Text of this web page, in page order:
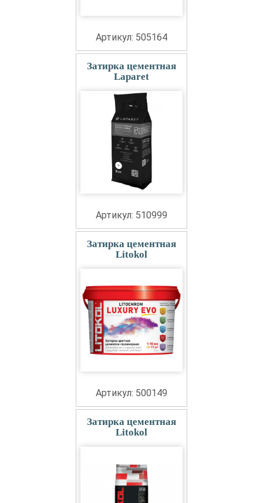
Артикул: 505164
Затирка цементная
Laparet
Артикул: 510999
Затирка цементная
Litokol
Артикул: 500149
Затирка цементная
Litokol